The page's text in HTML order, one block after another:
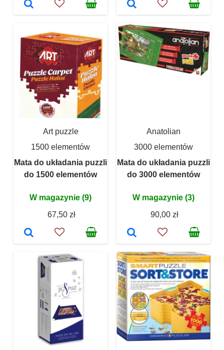
Art puzzle
1500 elementów
Mata do układania puzzli
do 1500 elementów
W magazynie (9)
67,50 zł
Anatolian
3000 elementów
Mata do układania puzzli
do 3000 elementów
W magazynie (3)
90,00 zł